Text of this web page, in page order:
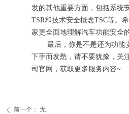
发的其他重要方面，包括系统
TSR和技术安全概念TSC等。
家更全面地理解汽车功能安全
最后，你是不是还为功能
下手而发愁 ，请不要犹豫，关
司官网，获取更多服务内容~
ꄴ 前一个： 无